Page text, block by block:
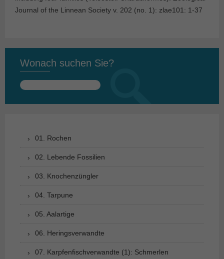
Journal of the Linnean Society v. 202 (no. 1): zlae101: 1-37
Wonach suchen Sie?
Suchen
01. Rochen
02. Lebende Fossilien
03. Knochenzüngler
04. Tarpune
05. Aalartige
06. Heringsverwandte
07. Karpfenfischverwandte (1): Schmerlen